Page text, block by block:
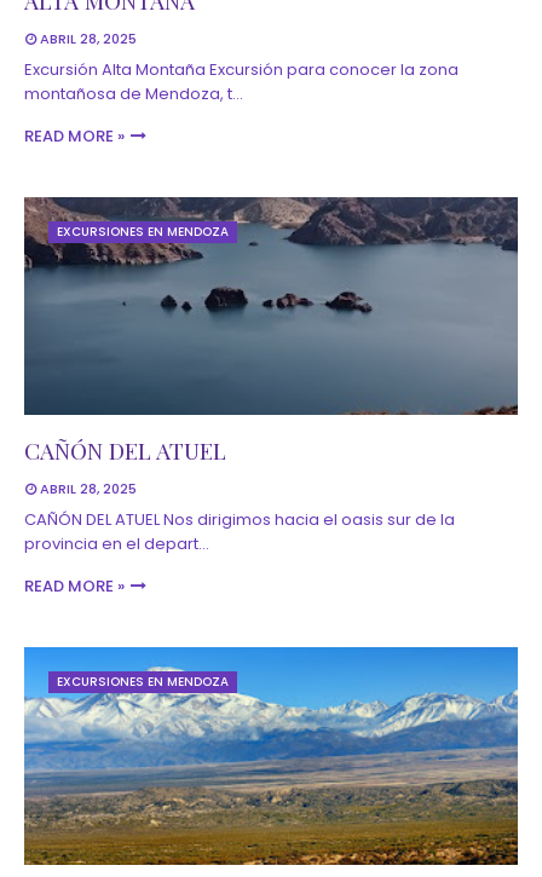
ABRIL 28, 2025
Excursión Alta Montaña Excursión para conocer la zona
montañosa de Mendoza, t…
READ MORE »
EXCURSIONES EN MENDOZA
CAÑÓN DEL ATUEL
ABRIL 28, 2025
CAÑÓN DEL ATUEL Nos dirigimos hacia el oasis sur de la
provincia en el depart…
READ MORE »
EXCURSIONES EN MENDOZA